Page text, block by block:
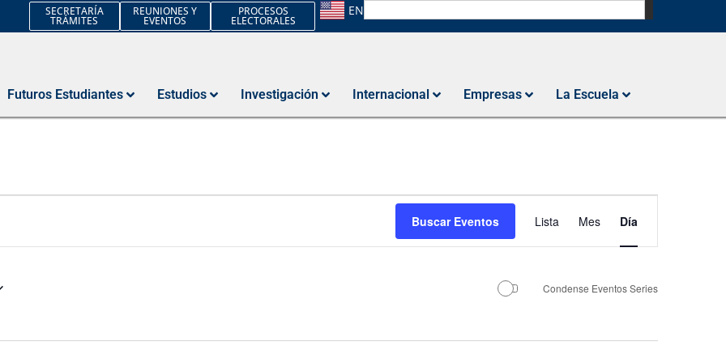
SECRETARÍA
TRÁMITES
REUNIONES Y
EVENTOS
PROCESOS
ELECTORALES
EN
Futuros Estudiantes Estudios Investigación Internacional Empresas La Escuela
Buscar Eventos
de
de
Lista Mes Día
Condense Eventos Series